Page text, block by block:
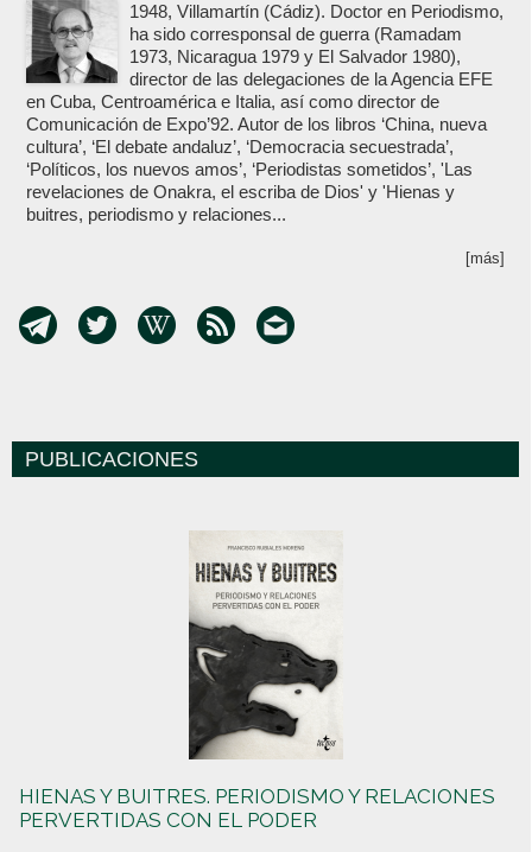
1948, Villamartín (Cádiz). Doctor en Periodismo,
ha sido corresponsal de guerra (Ramadam
1973, Nicaragua 1979 y El Salvador 1980),
director de las delegaciones de la Agencia EFE
en Cuba, Centroamérica e Italia, así como director de
Comunicación de Expo’92. Autor de los libros ‘China, nueva
cultura’, ‘El debate andaluz’, ‘Democracia secuestrada’,
‘Políticos, los nuevos amos’, ‘Periodistas sometidos’, 'Las
revelaciones de Onakra, el escriba de Dios' y 'Hienas y
buitres, periodismo y relaciones...
[más]
PUBLICACIONES
HIENAS Y BUITRES. PERIODISMO Y RELACIONES
PERVERTIDAS CON EL PODER